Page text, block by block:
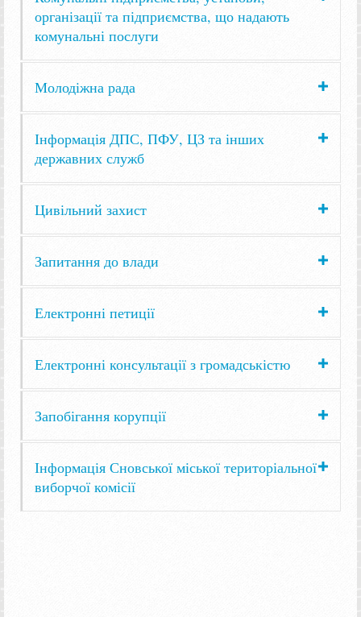
організації та підприємства, що надають
комунальні послуги
Молодіжна рада
Інформація ДПС, ПФУ, ЦЗ та інших
державних служб
Цивільний захист
Запитання до влади
Електронні петиції
Електронні консультації з громадськістю
Запобігання корупції
Інформація Сновської міської територіальної
виборчої комісії